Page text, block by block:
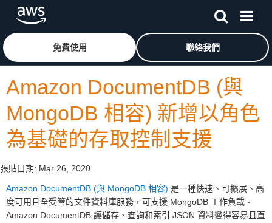
跳至主要內容按一下這裡可返回 Amazon Web Services 首頁
免費使用 聯絡我們
Amazon DocumentDB (與
MongoDB 相容) 新增以角色
為基礎的存取控制支援
張貼日期: Mar 26, 2020
Amazon DocumentDB (與 MongoDB 相容) 是一種快速、可擴展、高
度可用且全受管的文件資料庫服務，可支援 MongoDB 工作負載。
Amazon DocumentDB 讓儲存、查詢和索引 JSON 資料變得容易且直